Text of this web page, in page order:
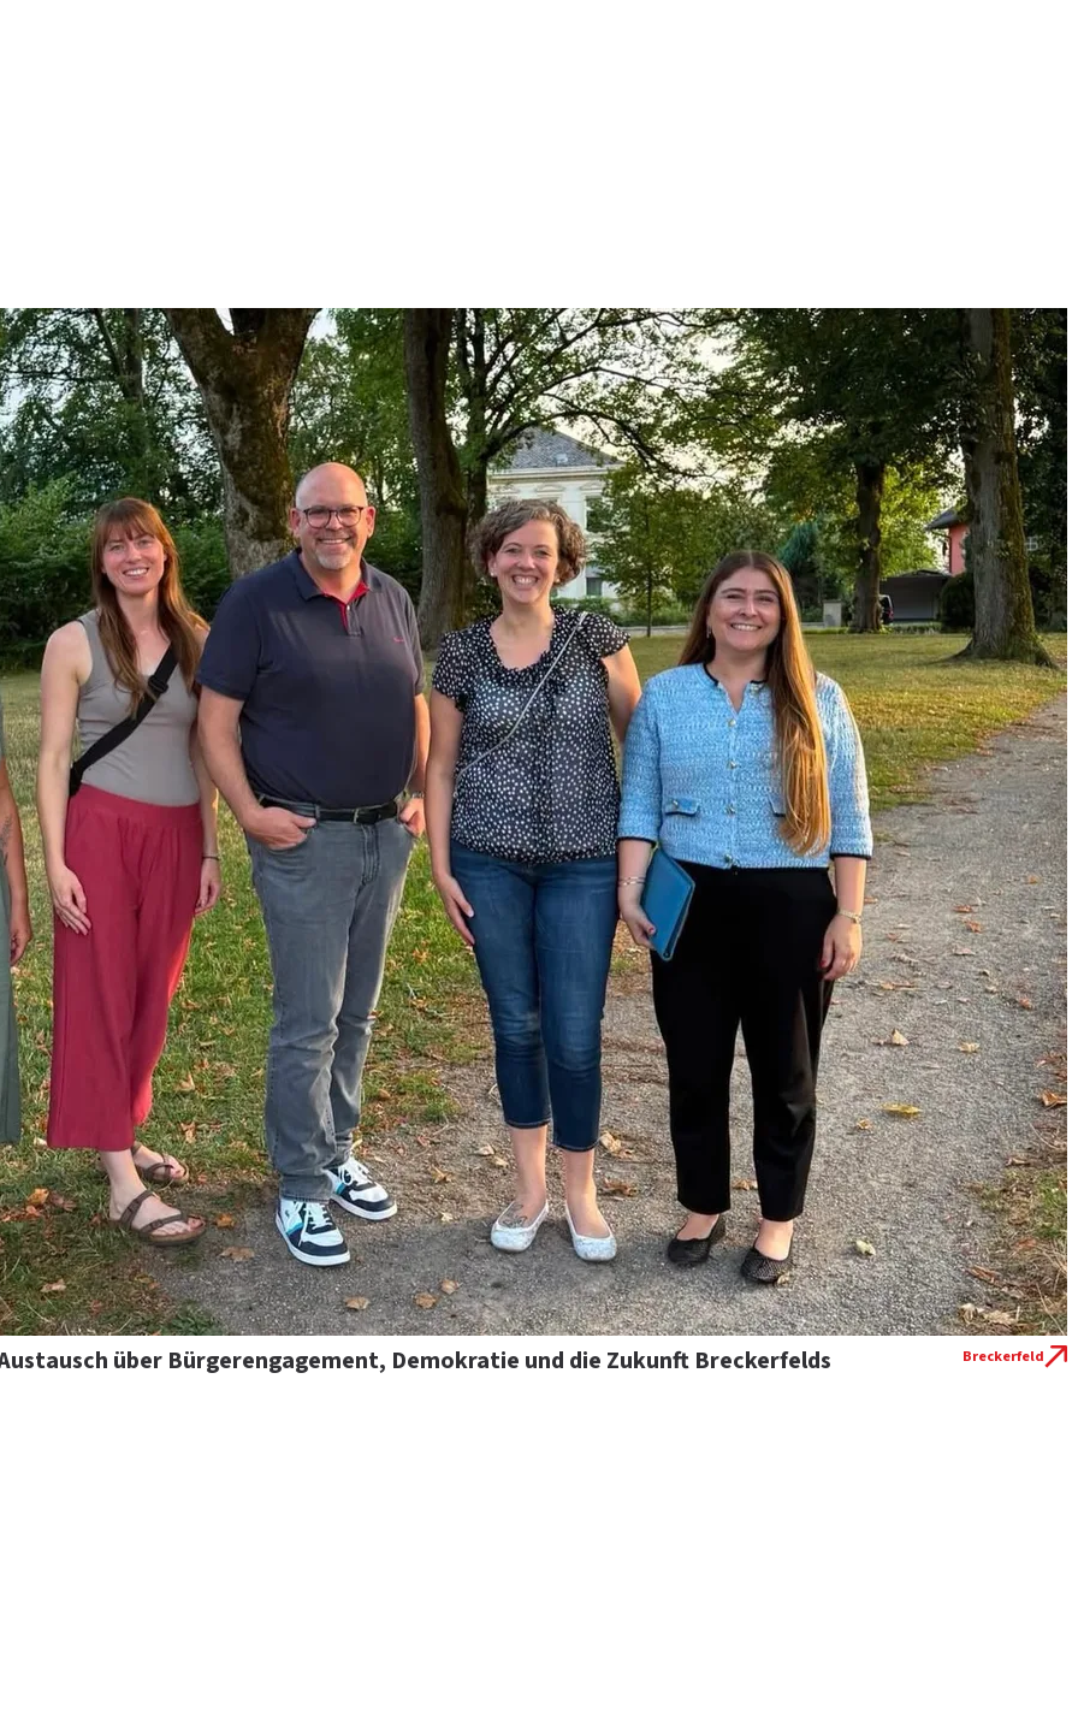
über Bürgerengagement, Demokratie und die Zukunft Breckerfelds Breckerfeld